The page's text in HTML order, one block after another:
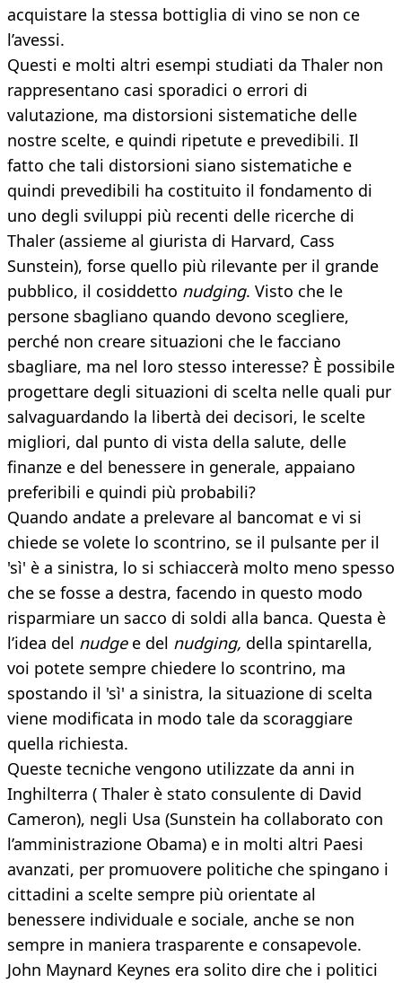
acquistare la stessa bottiglia di vino se non ce
l’avessi.
Questi e molti altri esempi studiati da Thaler non
rappresentano casi sporadici o errori di
valutazione, ma distorsioni sistematiche delle
nostre scelte, e quindi ripetute e prevedibili. Il
fatto che tali distorsioni siano sistematiche e
quindi prevedibili ha costituito il fondamento di
uno degli sviluppi più recenti delle ricerche di
Thaler (assieme al giurista di Harvard, Cass
Sunstein), forse quello più rilevante per il grande
pubblico, il cosiddetto nudging. Visto che le
persone sbagliano quando devono scegliere,
perché non creare situazioni che le facciano
sbagliare, ma nel loro stesso interesse? È possibile
progettare degli situazioni di scelta nelle quali pur
salvaguardando la libertà dei decisori, le scelte
migliori, dal punto di vista della salute, delle
finanze e del benessere in generale, appaiano
preferibili e quindi più probabili?
Quando andate a prelevare al bancomat e vi si
chiede se volete lo scontrino, se il pulsante per il
'sì' è a sinistra, lo si schiaccerà molto meno spesso
che se fosse a destra, facendo in questo modo
risparmiare un sacco di soldi alla banca. Questa è
l’idea del nudgee del nudging, della spintarella,
voi potete sempre chiedere lo scontrino, ma
spostando il 'sì' a sinistra, la situazione di scelta
viene modificata in modo tale da scoraggiare
quella richiesta.
Queste tecniche vengono utilizzate da anni in
Inghilterra ( Thaler è stato consulente di David
Cameron), negli Usa (Sunstein ha collaborato con
l’amministrazione Obama) e in molti altri Paesi
avanzati, per promuovere politiche che spingano i
cittadini a scelte sempre più orientate al
benessere individuale e sociale, anche se non
sempre in maniera trasparente e consapevole.
John Maynard Keynes era solito dire che i politici